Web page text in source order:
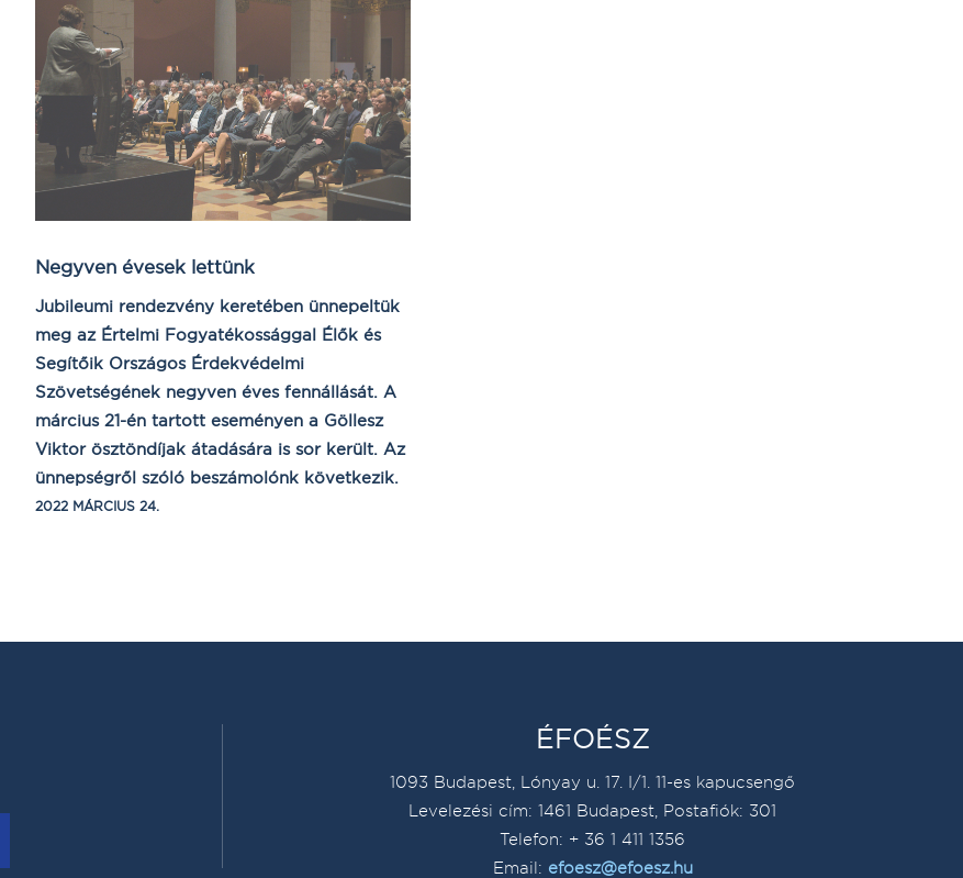
Negyven évesek lettünk
Jubileumi rendezvény keretében ünnepeltük
meg az Értelmi Fogyatékossággal Élők és
Segítőik Országos Érdekvédelmi
Szövetségének negyven éves fennállását. A
március 21-én tartott eseményen a Göllesz
Viktor ösztöndíjak átadására is sor került. Az
ünnepségről szóló beszámolónk következik.
2022 MÁRCIUS 24.
ÉFOÉSZ
1093 Budapest, Lónyay u. 17. I/1. 11-es kapucsengő
Levelezési cím: 1461 Budapest, Postafiók: 301
Telefon: + 36 1 411 1356
Email: efoesz@efoesz.hu